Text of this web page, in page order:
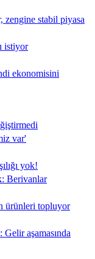
zengine stabil piyasa
istiyor
ekonomisini
var'
yok!
Berivanlar
ürünleri topluyor
aşamasında